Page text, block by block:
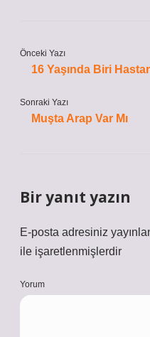
Önceki Yazı
16 Yaşında Biri
Sonraki Yazı
Muşta Arap Var Mı
Bir yanıt yazın
E-posta adresiniz
ile işaretlenmişlerdir
Yorum